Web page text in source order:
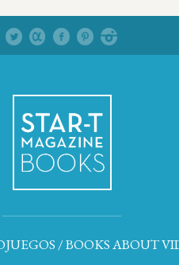
/ BOOKS ABOUT